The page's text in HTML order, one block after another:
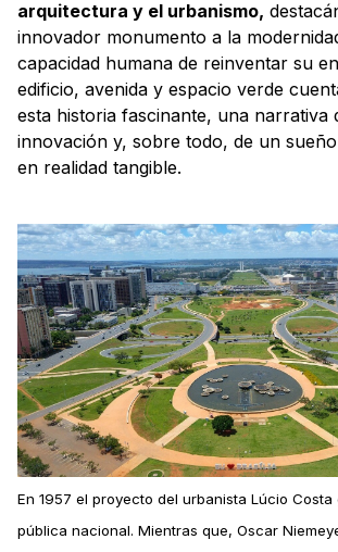
arquitectura y el urbanismo,
innovador monumento a la
capacidad humana de reinventar su
edificio, avenida y espacio verde
esta historia fascinante, una narrativa
innovación y, sobre todo, de un
en realidad tangible.
En 1957 el proyecto del urbanista Lúcio
pública nacional. Mientras que, Oscar